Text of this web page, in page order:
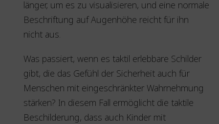
länger, um es zu visualisieren, und eine normale
Beschriftung auf Augenhöhe reicht für ihn
nicht aus.
Was passiert, wenn es taktil erlebbare Schilder
gibt, die das Gefühl der Sicherheit auch für
Menschen mit eingeschränkter Wahrnehmung
stärken? In diesem Fall ermöglicht die taktile
Beschilderung, dass auch Kinder mit